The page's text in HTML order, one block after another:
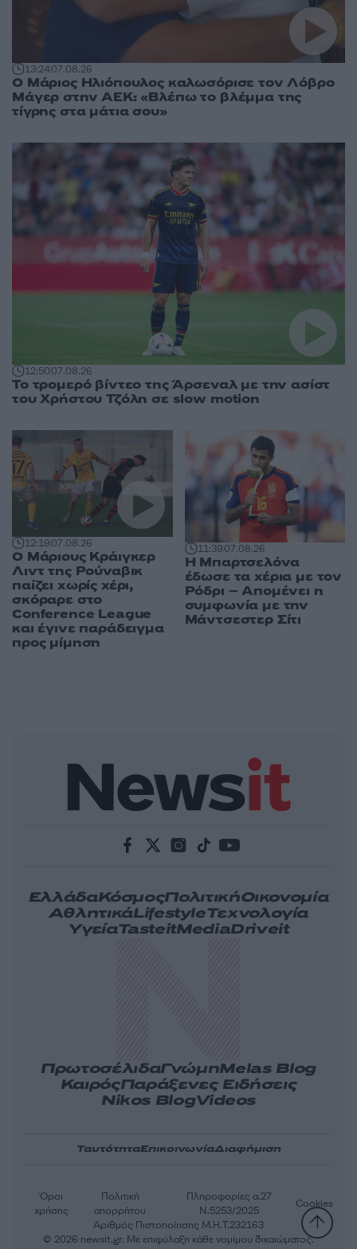
13:2407.08.26
Ο Μάριος Ηλιόπουλος καλωσόρισε τον Λόβρο
Μάγερ στην ΑΕΚ: «Βλέπω το βλέμμα της
τίγρης στα μάτια σου»
12:5007.08.26
Το τρομερό βίντεο της Άρσεναλ με την ασίστ
του Χρήστου Τζόλη σε slow motion
12:1907.08.26
Ο Μάριους Κράιγκερ
Λιντ της Ρούναβικ
παίζει χωρίς χέρι,
σκόραρε στο
Conference League
και έγινε παράδειγμα
προς μίμηση
11:3907.08.26
Η Μπαρτσελόνα
έδωσε τα χέρια με τον
Ρόδρι – Απομένει η
συμφωνία με την
Μάντσεστερ Σίτι
ΕλλάδαΚόσμοςΠολιτικήΟικονομία
ΑθλητικάLifestyleΤεχνολογία
ΥγείαTasteitMediaDriveit
ΠρωτοσέλιδαΓνώμηMelas Blog
ΚαιρόςΠαράξενες Ειδήσεις
Nikos BlogVideos
ΤαυτότηταΕπικοινωνίαΔιαφήμιση
Αριθμός Πιστοποίησης Μ.Η.Τ.232163
Όροι
χρήσης
Πολιτική
απορρήτου
Πληροφορίες α.27
Ν.5253/2025
Cookies
© 2026 newsit.gr. Με επιφύλαξη κάθε νομίμου δικαιώματος.